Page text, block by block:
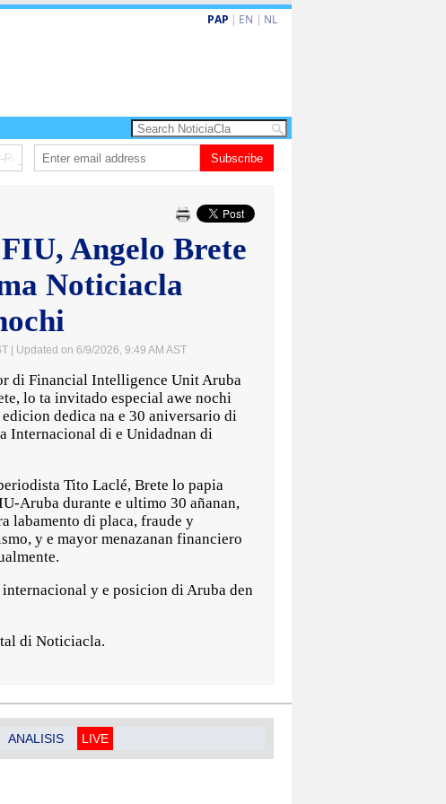
PAP | EN | NL
(AVP): Renobacion di US$106 miyon ta duna Riu Palace Aruba un impulso nobo
Subscribe
Angelo Brete
Noticiacla
| Updated on 6/9/2026, 9:49 AM AST
di Financial Intelligence Unit Aruba
lo ta invitado especial awe nochi
dedica na e 30 aniversario di
Internacional di e Unidadnan di
Tito Laclé, Brete lo papia
Aruba durante e ultimo 30 añanan,
labamento di placa, fraude y
y e mayor menazanan financiero
y e posicion di Aruba den
di Noticiacla.
ANALISIS LIVE